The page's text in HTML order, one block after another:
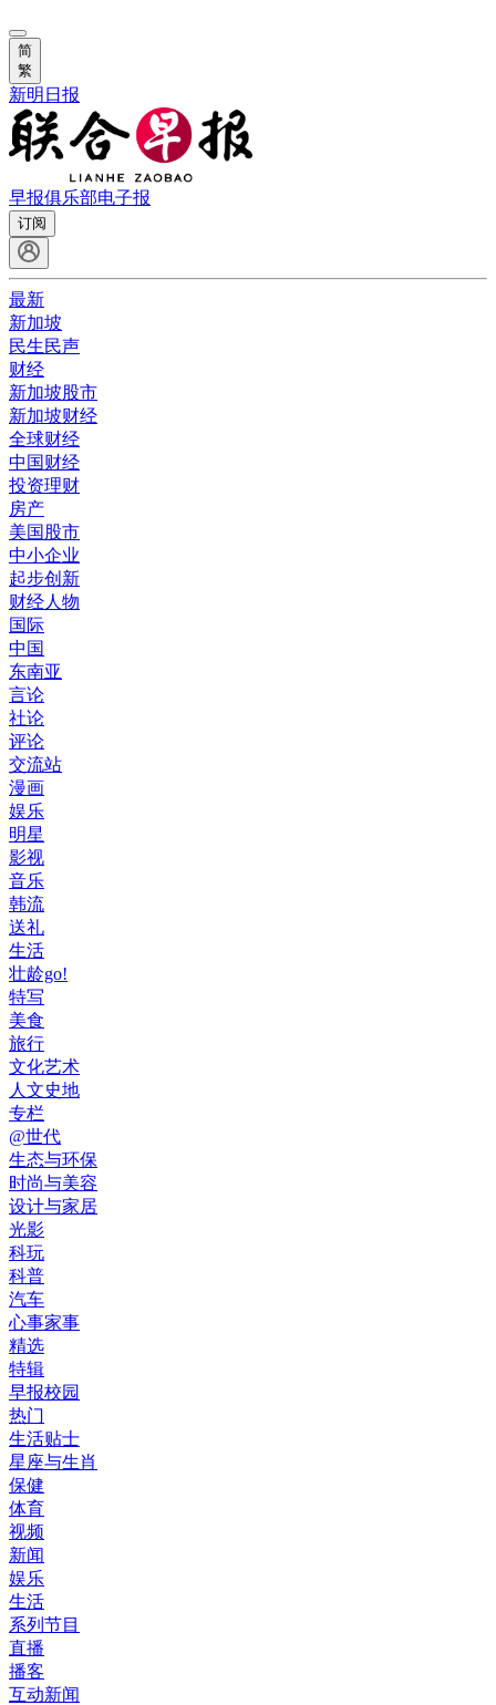
简
繁
新明日报
早报俱乐部电子报
订阅
最新
新加坡
民生民声
财经
新加坡股市
新加坡财经
全球财经
中国财经
投资理财
房产
美国股市
中小企业
起步创新
财经人物
国际
中国
东南亚
言论
社论
评论
交流站
漫画
娱乐
明星
影视
音乐
韩流
送礼
生活
壮龄go!
特写
美食
旅行
文化艺术
人文史地
专栏
@世代
生态与环保
时尚与美容
设计与家居
光影
科玩
科普
汽车
心事家事
精选
特辑
早报校园
热门
生活贴士
星座与生肖
保健
体育
视频
新闻
娱乐
生活
系列节目
直播
播客
互动新闻